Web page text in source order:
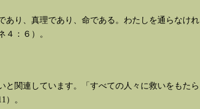
あり、真理であり、命である。わたしを通らなけれ
４：６）。
と関連しています。「すべての人々に救いをもたら
）。